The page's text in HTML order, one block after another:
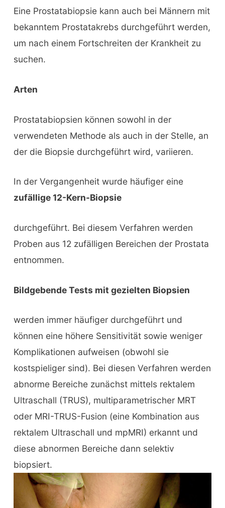
Eine Prostatabiopsie kann auch bei Männern mit
bekanntem Prostatakrebs durchgeführt werden,
um nach einem Fortschreiten der Krankheit zu
suchen.
Arten
Prostatabiopsien können sowohl in der
verwendeten Methode als auch in der Stelle, an
der die Biopsie durchgeführt wird, variieren.
In der Vergangenheit wurde häufiger eine
zufällige 12-Kern-Biopsie
durchgeführt. Bei diesem Verfahren werden
Proben aus 12 zufälligen Bereichen der Prostata
entnommen.
Bildgebende Tests mit gezielten Biopsien
werden immer häufiger durchgeführt und
können eine höhere Sensitivität sowie weniger
Komplikationen aufweisen (obwohl sie
kostspieliger sind). Bei diesen Verfahren werden
abnorme Bereiche zunächst mittels rektalem
Ultraschall (TRUS), multiparametrischer MRT
oder MRI-TRUS-Fusion (eine Kombination aus
rektalem Ultraschall und mpMRI) erkannt und
diese abnormen Bereiche dann selektiv
biopsiert.